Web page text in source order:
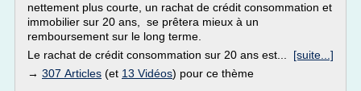
nettement plus courte, un rachat de crédit consommation et
immobilier sur 20 ans, se prêtera mieux à un
remboursement sur le long terme.
Le rachat de crédit consommation sur 20 ans est... [suite...]
→ 307 Articles (et 13 Vidéos) pour ce thème